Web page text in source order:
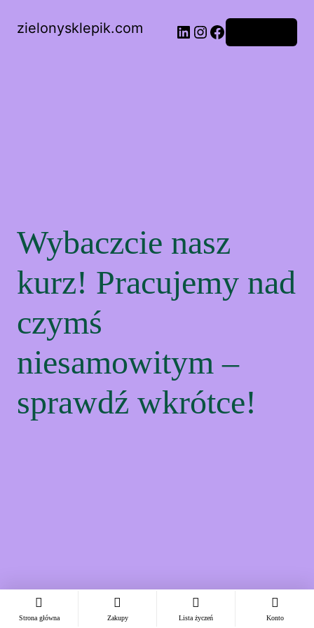
zielonysklepik.com
Wybaczcie nasz
kurz! Pracujemy nad
czymś
niesamowitym –
sprawdź wkrótce!
Strona główna Zakupy Lista życzeń Konto